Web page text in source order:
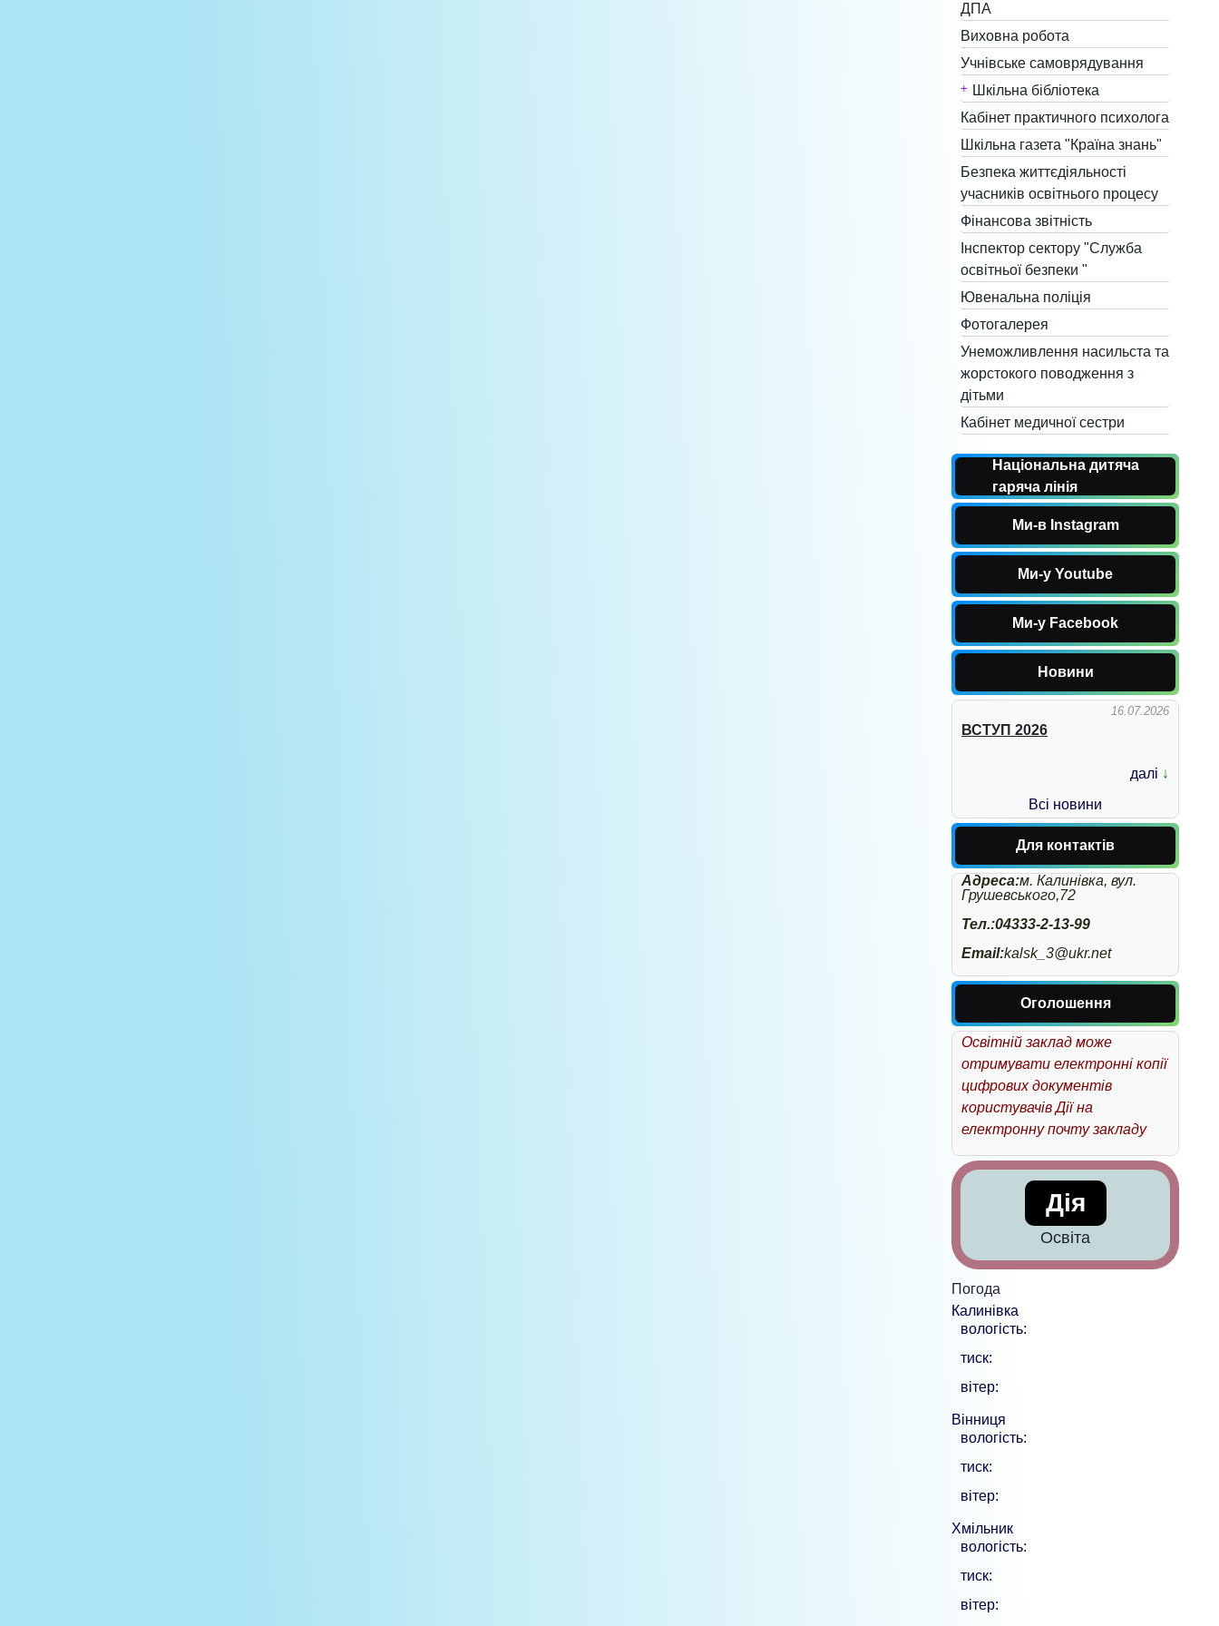
ДПА
Виховна робота
Учнівське самоврядування
Шкільна бібліотека
Кабінет практичного психолога
Шкільна газета "Країна знань"
Безпека життєдіяльності
учасників освітнього процесу
Фінансова звітність
Інспектор сектору "Служба
освітньої безпеки "
Ювенальна поліція
Фотогалерея
Унеможливлення насильста та
жорстокого поводження з
дітьми
Кабінет медичної сестри
Національна дитяча
гаряча лінія
Ми-в Instagram
Ми-у Youtube
Ми-у Facebook
Новини
16.07.2026
ВСТУП 2026
далі ↓
Всі новини
Для контактів
Адреса:м. Калинівка, вул.
Грушевського,72
Тел.:04333-2-13-99
Email:kalsk_3@ukr.net
Оголошення
Освітній заклад може
отримувати електронні копії
цифрових документів
користувачів Дії на
електронну почту закладу
Дія
Освіта
Погода
Калинівка
вологість:
тиск:
вітер:
Вінниця
вологість:
тиск:
вітер:
Хмільник
вологість:
тиск:
вітер: